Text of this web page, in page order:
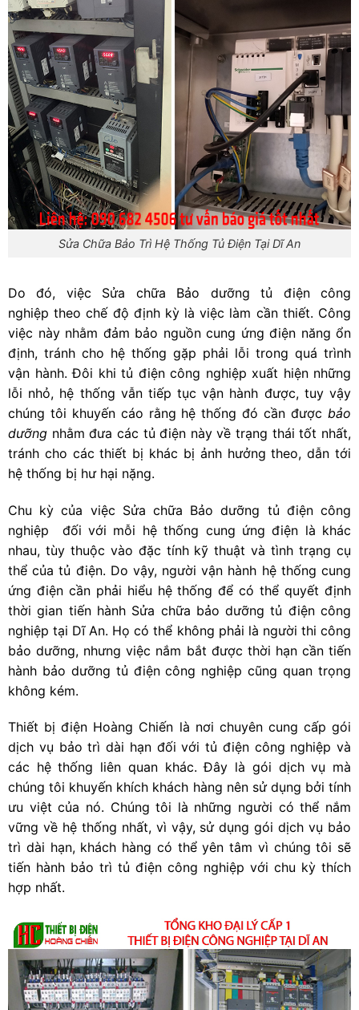
Sửa Chữa Bảo Trì Hệ Thống Tủ Điện Tại Dĩ An
Do đó, việc Sửa chữa Bảo dưỡng tủ điện công
nghiệp theo chế độ định kỳ là việc làm cần thiết. Công
việc này nhằm đảm bảo nguồn cung ứng điện năng ổn
định, tránh cho hệ thống gặp phải lỗi trong quá trình
vận hành. Đôi khi tủ điện công nghiệp xuất hiện những
lỗi nhỏ, hệ thống vẫn tiếp tục vận hành được, tuy vậy
chúng tôi khuyến cáo rằng hệ thống đó cần được bảo
dưỡng nhằm đưa các tủ điện này về trạng thái tốt nhất,
tránh cho các thiết bị khác bị ảnh hưởng theo, dẫn tới
hệ thống bị hư hại nặng.
Chu kỳ của việc Sửa chữa Bảo dưỡng tủ điện công
nghiệp
đối với mỗi hệ thống cung ứng điện là khác
nhau, tùy thuộc vào đặc tính kỹ thuật và tình trạng cụ
thể của tủ điện. Do vậy, người vận hành hệ thống cung
ứng điện cần phải hiểu hệ thống để có thể quyết định
thời gian tiến hành Sửa chữa bảo dưỡng tủ điện công
nghiệp tại Dĩ An. Họ có thể không phải là người thi công
bảo dưỡng, nhưng việc nắm bắt được thời hạn cần tiến
hành bảo dưỡng tủ điện công nghiệp cũng quan trọng
không kém.
Thiết bị điện Hoàng Chiến là nơi chuyên cung cấp gói
dịch vụ bảo trì dài hạn đối với tủ điện công nghiệp và
các hệ thống liên quan khác. Đây là gói dịch vụ mà
chúng tôi khuyến khích khách hàng nên sử dụng bởi tính
ưu việt của nó. Chúng tôi là những người có thể nắm
vững về hệ thống nhất, vì vậy, sử dụng gói dịch vụ bảo
trì dài hạn, khách hàng có thể yên tâm vì chúng tôi sẽ
tiến hành bảo trì tủ điện công nghiệp với chu kỳ thích
hợp nhất.